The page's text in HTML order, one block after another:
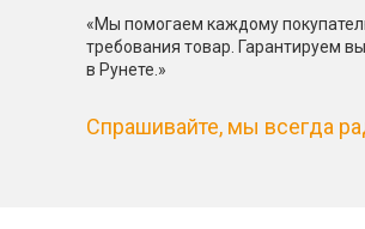
«Мы помогаем каждому
требования товар. Гарантируем
в Рунете.»
Спрашивайте, мы всегда